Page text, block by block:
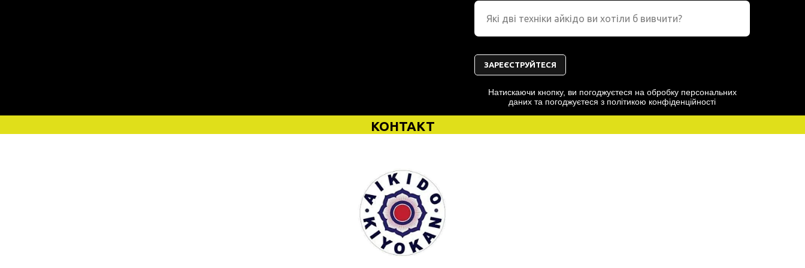
ЗАРЕЄСТРУЙТЕСЯ
Натискаючи кнопку, ви погоджуєтеся на обробку персональних
даних та погоджуєтеся з політикою конфіденційності
КОНТАКТ